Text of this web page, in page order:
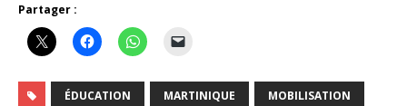
Partager :
ÉDUCATION MARTINIQUE MOBILISATION